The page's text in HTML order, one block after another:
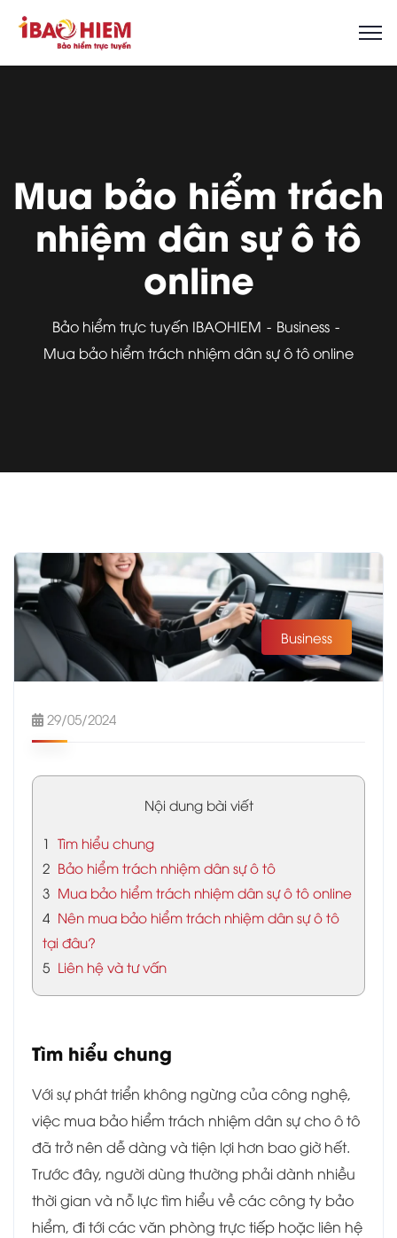
Mua bảo hiểm trách
nhiệm dân sự ô tô
online
Bảo hiểm trực tuyến IBAOHIEM
Business
Mua bảo hiểm trách nhiệm dân sự ô tô online
Business
29/05/2024
Nội dung bài viết
1 Tìm hiểu chung
2 Bảo hiểm trách nhiệm dân sự ô tô
3 Mua bảo hiểm trách nhiệm dân sự ô tô online
4 Nên mua bảo hiểm trách nhiệm dân sự ô tô
tại đâu?
5 Liên hệ và tư vấn
Tìm hiểu chung
Với sự phát triển không ngừng của công nghệ,
việc mua bảo hiểm trách nhiệm dân sự cho ô tô
đã trở nên dễ dàng và tiện lợi hơn bao giờ hết.
Trước đây, người dùng thường phải dành nhiều
thời gian và nỗ lực tìm hiểu về các công ty bảo
hiểm, đi tới các văn phòng trực tiếp hoặc liên hệ